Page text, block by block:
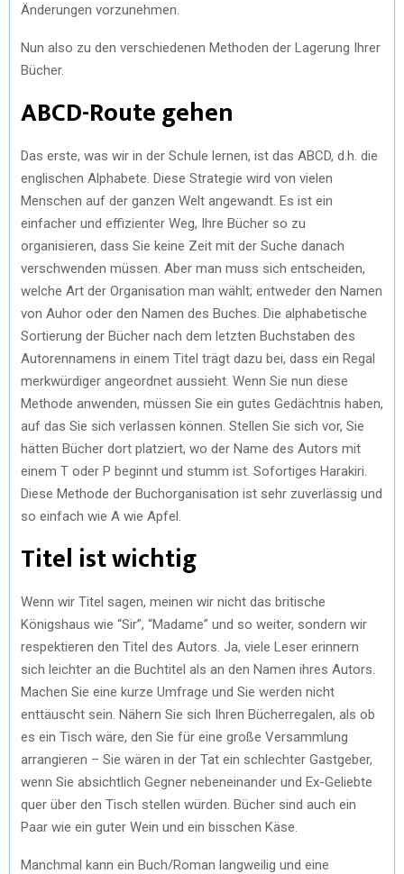
Änderungen vorzunehmen.
Nun also zu den verschiedenen Methoden der Lagerung Ihrer
Bücher.
ABCD-Route gehen
Das erste, was wir in der Schule lernen, ist das ABCD, d.h. die
englischen Alphabete. Diese Strategie wird von vielen
Menschen auf der ganzen Welt angewandt. Es ist ein
einfacher und effizienter Weg, Ihre Bücher so zu
organisieren, dass Sie keine Zeit mit der Suche danach
verschwenden müssen. Aber man muss sich entscheiden,
welche Art der Organisation man wählt; entweder den Namen
von Auhor oder den Namen des Buches. Die alphabetische
Sortierung der Bücher nach dem letzten Buchstaben des
Autorennamens in einem Titel trägt dazu bei, dass ein Regal
merkwürdiger angeordnet aussieht. Wenn Sie nun diese
Methode anwenden, müssen Sie ein gutes Gedächtnis haben,
auf das Sie sich verlassen können. Stellen Sie sich vor, Sie
hätten Bücher dort platziert, wo der Name des Autors mit
einem T oder P beginnt und stumm ist. Sofortiges Harakiri.
Diese Methode der Buchorganisation ist sehr zuverlässig und
so einfach wie A wie Apfel.
Titel ist wichtig
Wenn wir Titel sagen, meinen wir nicht das britische
Königshaus wie “Sir”, “Madame” und so weiter, sondern wir
respektieren den Titel des Autors. Ja, viele Leser erinnern
sich leichter an die Buchtitel als an den Namen ihres Autors.
Machen Sie eine kurze Umfrage und Sie werden nicht
enttäuscht sein. Nähern Sie sich Ihren Bücherregalen, als ob
es ein Tisch wäre, den Sie für eine große Versammlung
arrangieren – Sie wären in der Tat ein schlechter Gastgeber,
wenn Sie absichtlich Gegner nebeneinander und Ex-Geliebte
quer über den Tisch stellen würden. Bücher sind auch ein
Paar wie ein guter Wein und ein bisschen Käse.
Manchmal kann ein Buch/Roman langweilig und eine